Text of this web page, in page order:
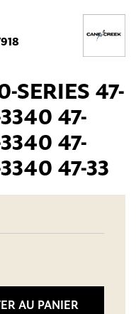
SERIES 47-
47-
47-
47-33
AU PANIER